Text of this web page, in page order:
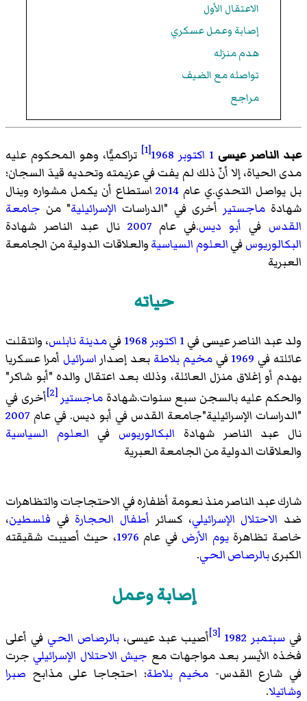
الاعتقال الأول
إصابة وعمل عسكري
هدم منزله
تواصله مع الضيف
مراجع
عبد الناصر عيسى 1 اكتوبر 1968
[1]
تراكميًّا، وهو المحكوم عليه
مدى الحياة، إلا أنّ ذلك لم يفت في عزيمته وتحديه قيدَ السجان؛
بل يواصل التحدي.ي عام 2014استطاع أن يكمل مشواره وينال
شهادةماجستير أخرى في "الدراسات الإسرائيلية" من جامعة
القدس في أبو ديس.في عام 2007 نال عبد الناصر شهادة
البكالوريوسفيالعلوم السياسيةوالعلاقات الدولية من الجامعة
العبرية
حياته
ولد عبد الناصر عيسى في1 اكتوبر 1968فيمدينة نابلس، وانتقلت
عائلته في 1969فيمخيم بلاطة بعد إصدار اسرائيل أمرا عسكريا
بهدم أو إغلاق منزل العائلة، وذلك بعد اعتقال والده "أبو شاكر"
والحكم عليه بالسجن سبع سنوات.شهادة ماجستير [2]
أخرى في
"الدراسات الإسرائيلية"جامعة القدس في أبو ديس. في عام 2007
نال عبد الناصر شهادة البكالوريوس في العلوم السياسية
والعلاقات الدولية من الجامعة العبرية
شارك عبد الناصر منذ نعومة أظفاره في الاحتجاجات والتظاهرات
ضد الاحتلال الإسرائيلي، كسائر أطفال الحجارة في فلسطين،
خاصة تظاهرةيوم الأرض في عام 1976، حيث أصيبت شقيقته
الكبرىبالرصاص الحي.
إصابة وعمل
في سبتمبر 1982
[3] أصيب عبد عيسى،بالرصاص الحي في أعلى
فخذه الأيسر بعد مواجهات مع جيش الاحتلال الإسرائيلي جرت
في شارع القدس- مخيم بلاطة؛ احتجاجا على مذابح صبرا
وشاتيلا.